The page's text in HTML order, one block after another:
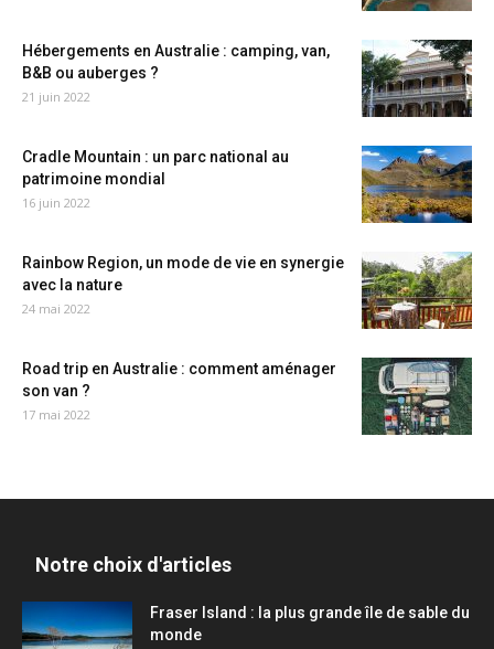
Hébergements en Australie : camping, van,
B&B ou auberges ?
21 juin 2022
Cradle Mountain : un parc national au
patrimoine mondial
16 juin 2022
Rainbow Region, un mode de vie en synergie
avec la nature
24 mai 2022
Road trip en Australie : comment aménager
son van ?
17 mai 2022
Notre choix d'articles
Fraser Island : la plus grande île de sable du
monde